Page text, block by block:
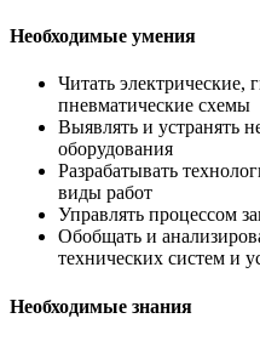
Необходимые умения
Читать электрические,
пневматические схемы
Выявлять и устранять
оборудования
Разрабатывать
виды работ
Управлять процессом
Обобщать и
технических систем и
Необходимые знания